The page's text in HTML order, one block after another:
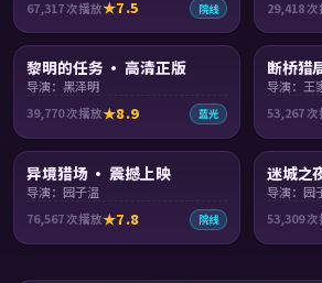
67,317 次播放 7.5 院线 29,418次
黎明的任务 · 高清正版
导演：黑泽明
39,770次播放 8.9 蓝光
断桥猎
导演：王
53,267次
异境猎场 · 震撼上映
导演：园子温
76,567 次播放 7.8 院线
迷城之
导演：园
53,309次